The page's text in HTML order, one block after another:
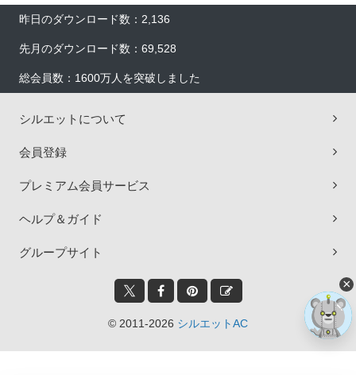
昨日のダウンロード数：2,136
先月のダウンロード数：69,528
総会員数：1600万人を突破しました
シルエットについて
会員登録
プレミアム会員サービス
ヘルプ＆ガイド
グループサイト
© 2011-2026 シルエットAC
×